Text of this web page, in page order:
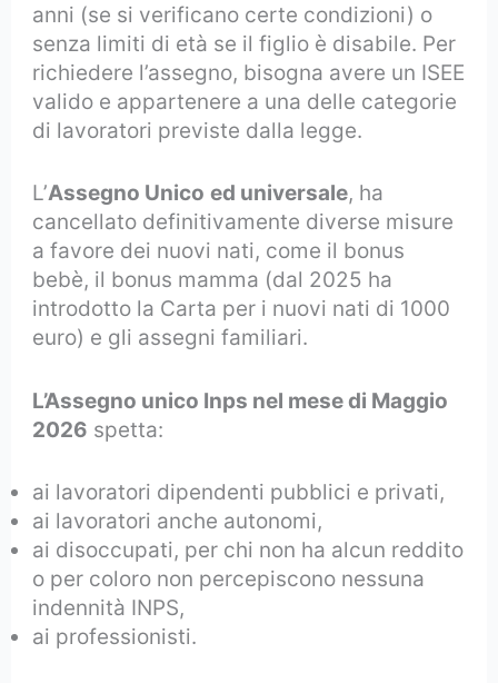
anni (se si verificano certe condizioni) o
senza limiti di età se il figlio è disabile. Per
richiedere l’assegno, bisogna avere un ISEE
valido e appartenere a una delle categorie
di lavoratori previste dalla legge.
L’Assegno Unico ed universale, ha
cancellato definitivamente diverse misure
a favore dei nuovi nati, come il bonus
bebè, il bonus mamma (dal 2025 ha
introdotto la Carta per i nuovi nati di 1000
euro) e gli assegni familiari.
L’Assegno unico Inps nel mese di Maggio
2026 spetta:
ai lavoratori dipendenti pubblici e privati,
ai lavoratori anche autonomi,
ai disoccupati, per chi non ha alcun reddito
o per coloro non percepiscono nessuna
indennità INPS,
ai professionisti.